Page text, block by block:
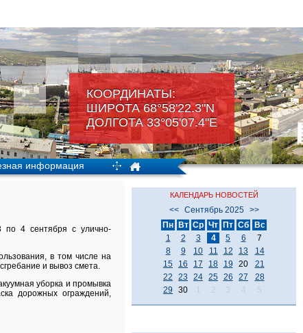
КООРДИНАТЫ:
ШИРОТА 68°58'22.3"N
ДОЛГОТА 33°05'07.4"Е
информация
по 4 сентября с улично-
в том числе на
и вывоз смета.
уборка и промывка
дорожных ограждений,
КАЛЕНДАРЬ НОВОСТЕЙ
<< Сентябрь 2025
>>
Пн
Вт Ср Чт Пт Сб
Вс
1
2 3 4 5 6
7
8
9 10 11 12 13
14
15
16 17 18 19 20
21
22
23 24 25 26 27
28
29
30 1 2 3 4 5